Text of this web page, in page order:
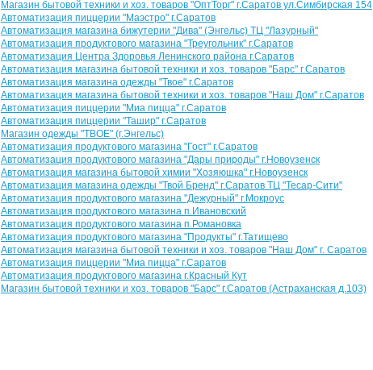
Магазин бытовой техники и хоз. товаров "ОптТорг" г.Саратов ул.Симбирская 154
Автоматизация пиццерии "Маэстро" г.Саратов
Автоматизация магазина бижутерии "Дива" (Энгельс) ТЦ "Лазурный"
Автоматизация продуктового магазина "Треугольник" г.Саратов
Автоматизация Центра Здоровья Ленинского района г.Саратов
Автоматизация магазина бытовой техники и хоз. товаров "Барс" г.Саратов
Автоматизация магазина одежды "Твое" г.Саратов
Автоматизация магазина бытовой техники и хоз. товаров "Наш Дом" г.Саратов
Автоматизация пиццерии "Миа пицца" г.Саратов
Автоматизация пиццерии "Ташир" г.Саратов
Магазин одежды "ТВОЕ" (г.Энгельс)
Автоматизация продуктового магазина "Гост" г.Саратов
Автоматизация продуктового магазина "Дары природы" г.Новоузенск
Автоматизация магазина бытовой химии "Хозяюшка" г.Новоузенск
Автоматизация магазина одежды "Твой Бренд" г.Саратов ТЦ "Тесар-Сити"
Автоматизация продуктового магазина "Дежурный" г.Мокроус
Автоматизация продуктового магазина п.Ивановский
Автоматизация продуктового магазина п.Романовка
Автоматизация продуктового магазина "Продукты" г.Татищево
Автоматизация магазина бытовой техники и хоз. товаров "Наш Дом" г. Саратов
Автоматизация пиццерии "Миа пицца" г.Саратов
Автоматизация продуктового магазина г.Красный Кут
Магазин бытовой техники и хоз. товаров "Барс" г.Саратов (Астраханская д.103)